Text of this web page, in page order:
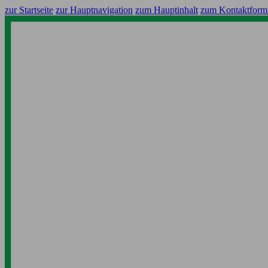
zur Startseite zur Hauptnavigation zum Hauptinhalt zum